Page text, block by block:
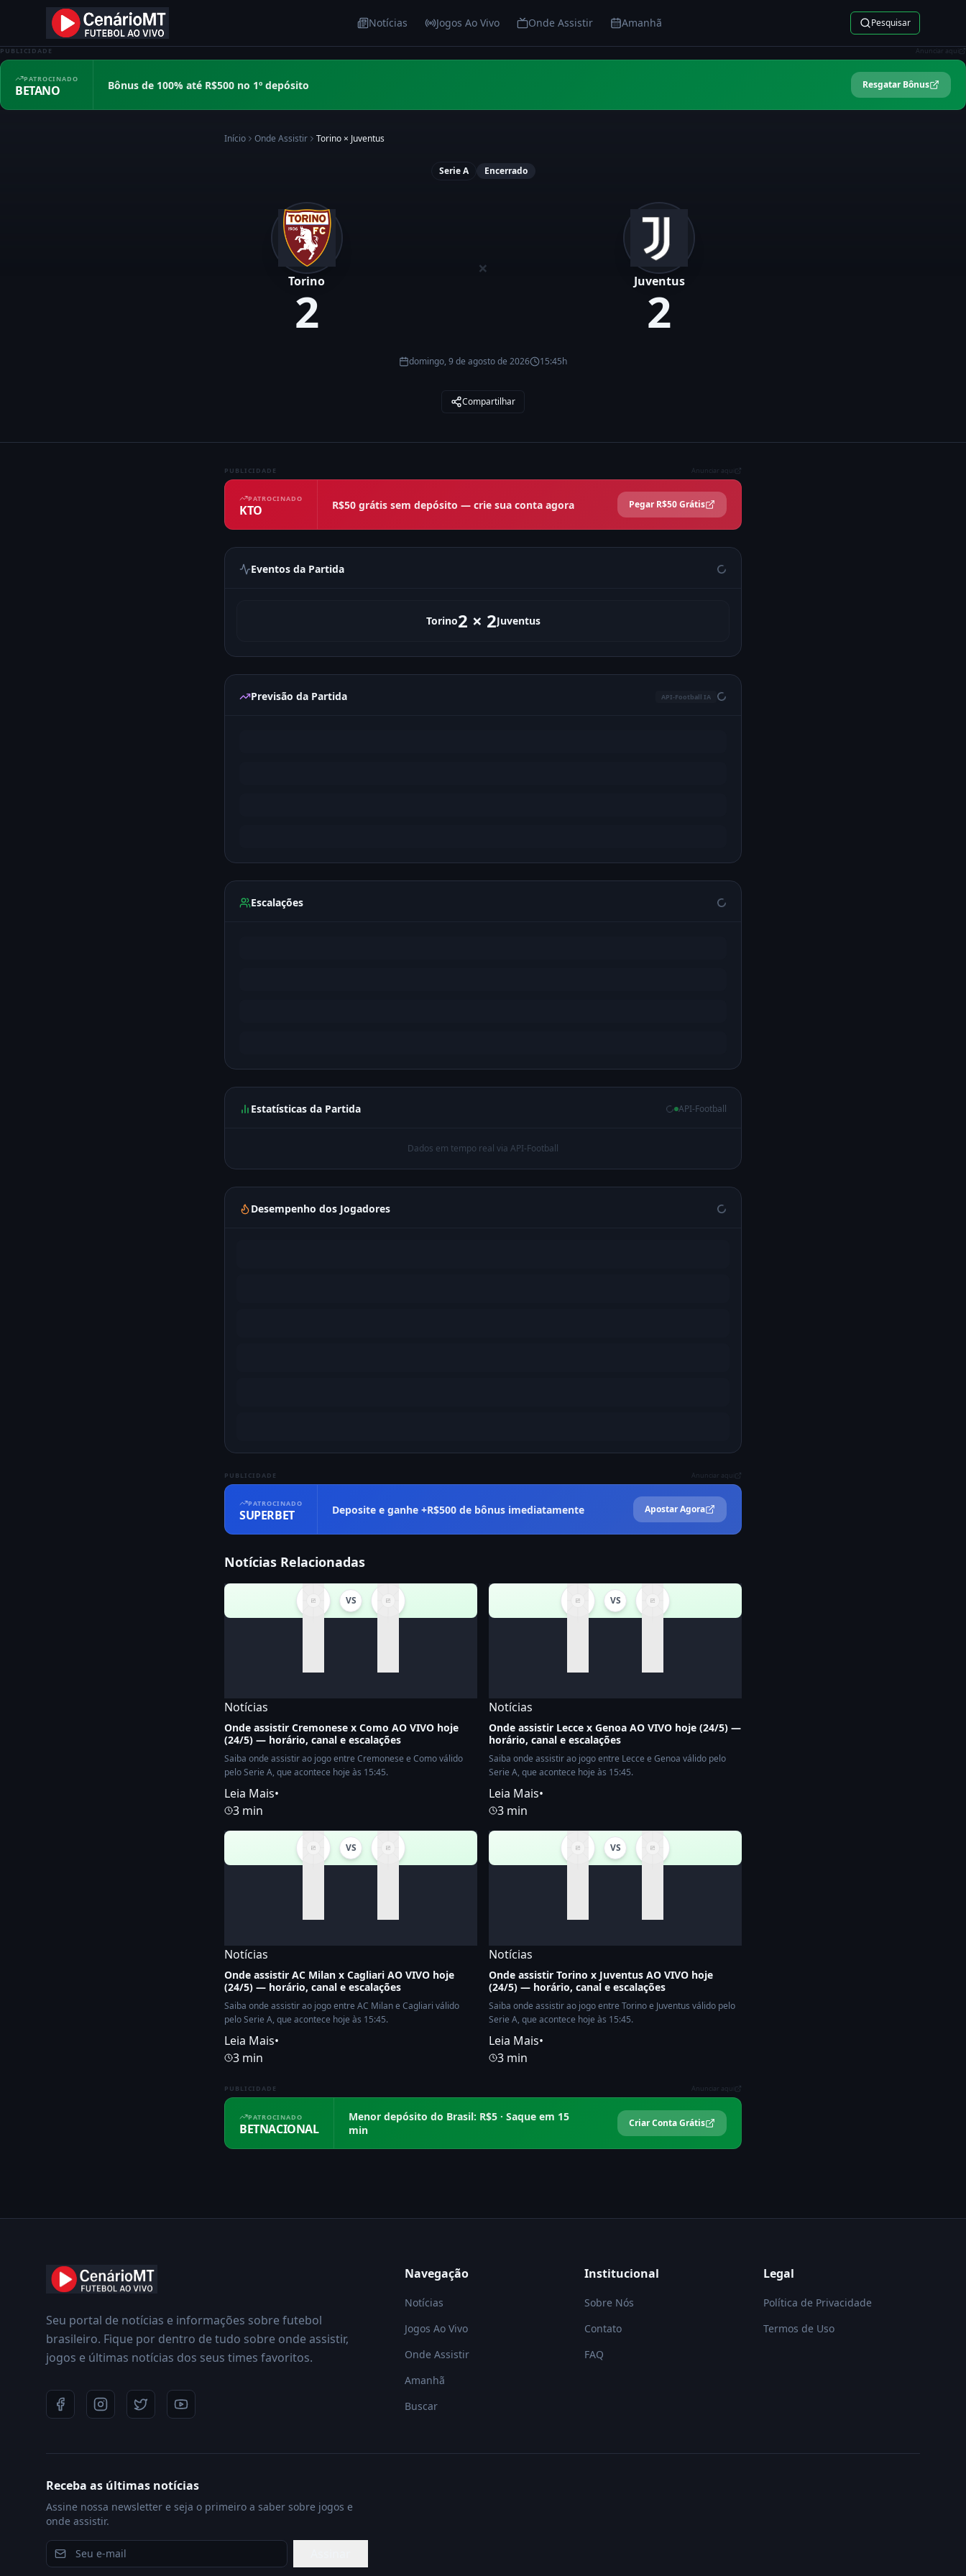
Notícias Jogos Ao Vivo Onde Assistir Amanhã Pesquisar
PUBLICIDADE Anunciar aqui
PATROCINADO
BETANO Bônus de 100% até R$500 no 1º depósito Resgatar Bônus
Início Onde Assistir Torino × Juventus
Serie A Encerrado
Torino
2
×
Juventus
2
domingo, 9 de agosto de 2026 15:45h
Compartilhar
PUBLICIDADE Anunciar aqui
PATROCINADO
KTO R$50 grátis sem depósito — crie sua conta agora Pegar R$50 Grátis
Eventos da Partida
Torino2 × 2Juventus
Previsão da Partida API-Football IA
Escalações
Estatísticas da Partida API-Football
Dados em tempo real via API-Football
Desempenho dos Jogadores
PUBLICIDADE Anunciar aqui
PATROCINADO
SUPERBET Deposite e ganhe +R$500 de bônus imediatamente Apostar Agora
Notícias Relacionadas
VS
Notícias
Onde assistir Cremonese x Como AO VIVO hoje
(24/5) — horário, canal e escalações
Saiba onde assistir ao jogo entre Cremonese e Como válido
pelo Serie A, que acontece hoje às 15:45.
Leia Mais•
3 min
VS
Notícias
Onde assistir Lecce x Genoa AO VIVO hoje (24/5) —
horário, canal e escalações
Saiba onde assistir ao jogo entre Lecce e Genoa válido pelo
Serie A, que acontece hoje às 15:45.
Leia Mais•
3 min
VS
Notícias
Onde assistir AC Milan x Cagliari AO VIVO hoje
(24/5) — horário, canal e escalações
Saiba onde assistir ao jogo entre AC Milan e Cagliari válido
pelo Serie A, que acontece hoje às 15:45.
Leia Mais•
3 min
VS
Notícias
Onde assistir Torino x Juventus AO VIVO hoje
(24/5) — horário, canal e escalações
Saiba onde assistir ao jogo entre Torino e Juventus válido pelo
Serie A, que acontece hoje às 15:45.
Leia Mais•
3 min
PUBLICIDADE Anunciar aqui
PATROCINADO
BETNACIONAL
Menor depósito do Brasil: R$5 · Saque em 15
min
Criar Conta Grátis
Seu portal de notícias e informações sobre futebol
brasileiro. Fique por dentro de tudo sobre onde assistir,
jogos e últimas notícias dos seus times favoritos.
Navegação
Notícias
Jogos Ao Vivo
Onde Assistir
Amanhã
Buscar
Institucional
Sobre Nós
Contato
FAQ
Legal
Política de Privacidade
Termos de Uso
Receba as últimas notícias
Assine nossa newsletter e seja o primeiro a saber sobre jogos e
onde assistir.